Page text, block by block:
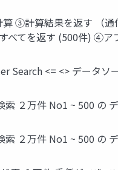
③計算結果を返す （
べてを返す (500件) ④ア
Search <= <> データソ
２万件 No1 ~ 500 の
２万件 No1 ~ 500 の